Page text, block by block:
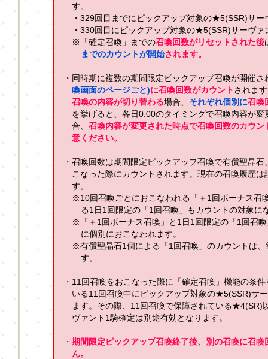
す。
・329回目までにピックアップ対象の★5(SSR)サー
・330回目にピックアップ対象の★5(SSR)サーヴァ
※「確定召喚」までの召喚回数がリセットされた後
までのカウントが開始されます。
・同時期に複数の期間限定ピックアップ召喚が開催
喚画面のページごと)に召喚回数がカウントされま
召喚の内容が切り替わる場合、 それぞれ個別に召喚
を挙げると、各日0:00のタイミングで召喚内容が
合、召喚内容が変更された時点で召喚回数のカウ
意ください。
・召喚回数は期間限定ピックアップ召喚で有償聖晶
こなった際にカウントされます。現在の召喚履歴
す。
※10回召喚ごとにおこなわれる「＋1回ボーナス召
る1日1回限定の「1回召喚」もカウントの対象に
※「＋1回ボーナス召喚」と1日1回限定の「1回召
に個別におこなわれます。
※有償聖晶石1個による「1回召喚」のカウントは
す。
・11回召喚をおこなった際に「確定召喚」機能の条
いる11回召喚中にピックアップ対象の★5(SSR)サ
ます。その際、11回召喚で保障されている
ヴァント1騎確定は別途有効となります。
・ 期間限定ピックアップ召喚終了後、別の召喚に召
ん。